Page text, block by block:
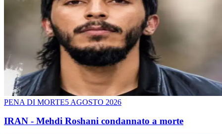
PENA DI MORTE5 AGOSTO 2026
IRAN - Mehdi Roshani condannato a morte